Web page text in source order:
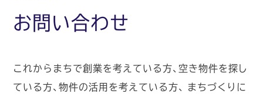
お問い合わせ
これからまちで創業を考えている方、空き物件を探し
ている方、物件の活用を考えている方、 まちづくりに